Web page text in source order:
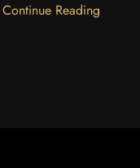
Continue Reading